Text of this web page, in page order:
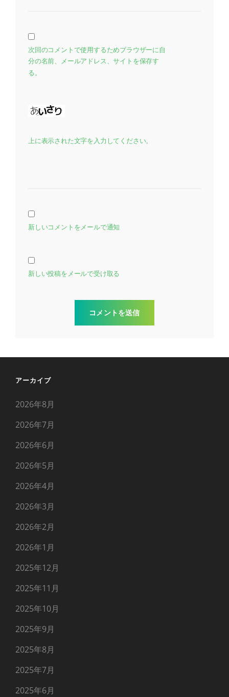
次回のコメントで使用するためブラウザーに自
分の名前、メールアドレス、サイトを保存す
る。
上に表示された文字を入力してください。
新しいコメントをメールで通知
新しい投稿をメールで受け取る
アーカイブ
2026年8月
2026年7月
2026年6月
2026年5月
2026年4月
2026年3月
2026年2月
2026年1月
2025年12月
2025年11月
2025年10月
2025年9月
2025年8月
2025年7月
2025年6月